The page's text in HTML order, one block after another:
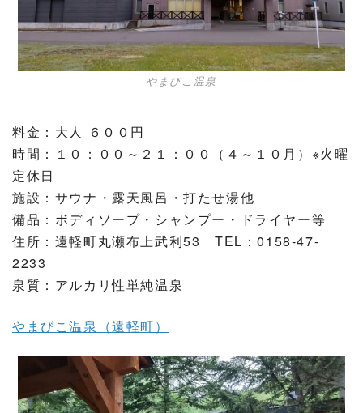
やまびこ温泉
料金：大人 ６００円
時間：１０：００～２１：００（４～１０月）※火曜
定休日
施設：サウナ・露天風呂・打たせ湯他
備品：ボディソープ・シャンプー・ドライヤー等
住所：遠軽町丸瀬布上武利53 TEL：0158-47-
2233
泉質：アルカリ性単純温泉
やまびこ温泉（遠軽町）